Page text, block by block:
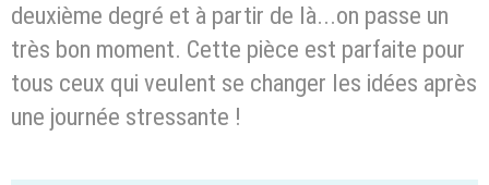
deuxième degré et à partir de là...on passe un
très bon moment. Cette pièce est parfaite pour
tous ceux qui veulent se changer les idées après
une journée stressante !